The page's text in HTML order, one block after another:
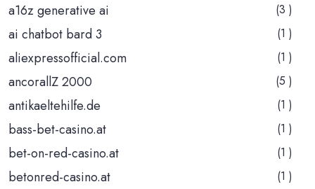
a16z generative ai (3 )
ai chatbot bard 3 (1 )
aliexpressofficial.com (1 )
ancorallZ 2000 (5 )
antikaeltehilfe.de (1 )
bass-bet-casino.at (1 )
bet-on-red-casino.at (1 )
betonred-casino.at (1 )